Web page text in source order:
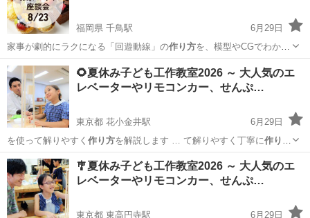
福岡県 千鳥駅
6月29日
家事が劇的にラクになる「回遊動線」の作り方を、模型やCGでわかり
やすく体感できま…
福岡 古賀市 千鳥駅 地域/お祭り
🌻夏休み子ども工作教室2026 ～ 大人気のエ
レベーターやリモコンカー、せんぷ…
東京都 花小金井駅
6月29日
を使って解りやすく 作り方 を解説します … て解りやすく丁寧に作り方
を説明していきます… 欲しい ・ここの作り方を教えて欲しい …
東京 小平市 花小金井駅 ワークショップ 子ども
🎐夏休み子ども工作教室2026 ～ 大人気のエ
レベーターやリモコンカー、せんぷ…
東京都 東高円寺駅 6月29日